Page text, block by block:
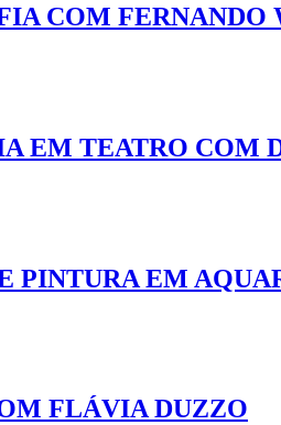
COM
EM TEATRO COM
PINTURA EM
FLÁVIA DUZZO